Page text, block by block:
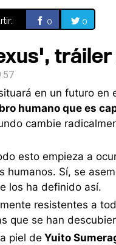
0 0
tráiler
en un futuro en
humano que es
cambie
esto empieza a
humanos. Sí, se
los ha definido así.
resistentes a
que se han
piel de Yuito